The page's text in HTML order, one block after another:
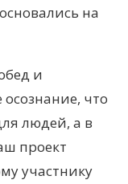
на
и
что
людей, а в
проект
участнику